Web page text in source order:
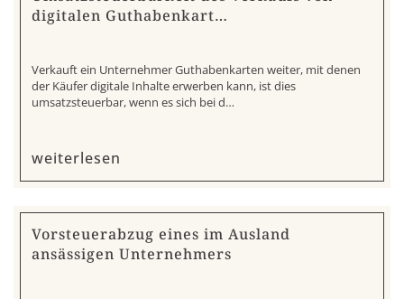
digitalen Guthabenkart…
Verkauft ein Unternehmer Guthabenkarten weiter, mit denen
der Käufer digitale Inhalte erwerben kann, ist dies
umsatzsteuerbar, wenn es sich bei d…
weiterlesen
Vorsteuerabzug eines im Ausland
ansässigen Unternehmers